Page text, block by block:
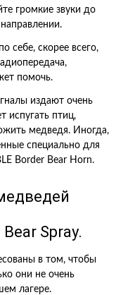
громкие звуки до
себе, скорее всего,
помочь.
издают очень
испугать птиц,
медведя. Иногда,
специально для
Border Bear Horn.
Spray.
в том, чтобы
они не очень
лагере.